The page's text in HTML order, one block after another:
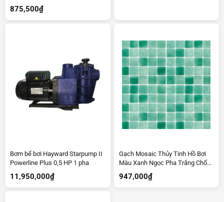
875,500₫
Bơm bể bơi Hayward Starpump II
Powerline Plus 0,5 HP 1 pha
11,950,000₫
Gạch Mosaic Thủy Tinh Hồ Bơi
Màu Xanh Ngọc Pha Trắng Chống
Trơn C4653
947,000₫